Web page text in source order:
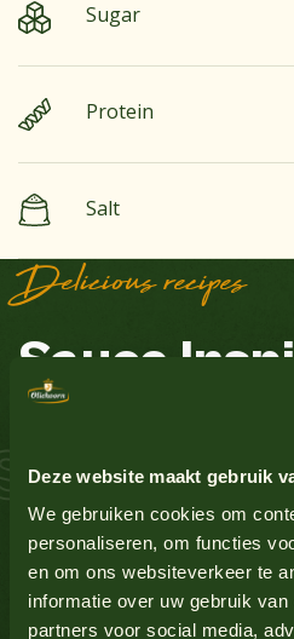
Deze website maakt gebruik
We gebruiken cookies om
personaliseren, om functies
en om ons websiteverkeer te
informatie over uw gebruik
partners voor social media,
Sugar
Protein
Salt
Delicious recipes
Sauce
Groundnuts
Gluten-containing grains
Lupin